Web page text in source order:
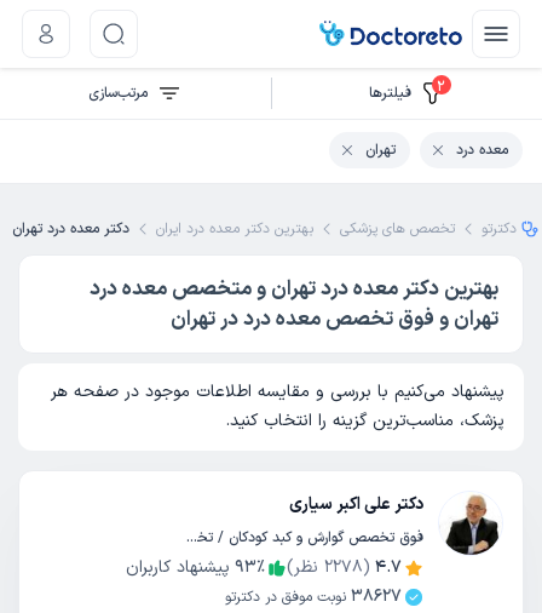
دکترتو تخصص های پزشکی بهترین دکتر معده درد ایران دکتر معده درد تهران
بهترین دکتر معده درد تهران و متخصص معده درد
تهران و فوق تخصص معده درد در تهران
پیشنهاد می‌کنیم با بررسی و مقایسه اطلاعات موجود در صفحه هر
پزشک، مناسب‌ترین گزینه را انتخاب کنید.
دکتر علی اکبر سیاری
فوق تخصص گوارش و کبد کودکان / تخصص کودکان و اطفال
4.7
(
2278 نظر) 93٪
پیشنهاد کاربران
38627 نوبت موفق در دکترتو
2 فیلتر‌ها مرتب‌سازی
معده درد تهران